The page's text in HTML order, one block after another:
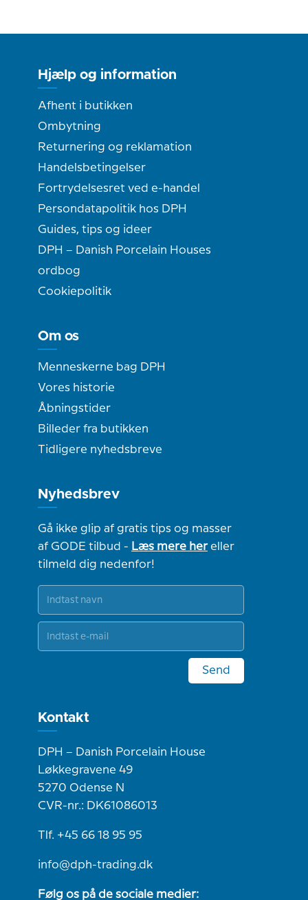
Hjælp og information
Afhent i butikken
Ombytning
Returnering og reklamation
Handelsbetingelser
Fortrydelsesret ved e-handel
Persondatapolitik hos DPH
Guides, tips og ideer
DPH – Danish Porcelain Houses
ordbog
Cookiepolitik
Om os
Menneskerne bag DPH
Vores historie
Åbningstider
Billeder fra butikken
Tidligere nyhedsbreve
Nyhedsbrev
Gå ikke glip af gratis tips og masser
af GODE tilbud - Læs mere hereller
tilmeld dig nedenfor!
Send
Kontakt
DPH – Danish Porcelain House
Løkkegravene 49
5270 Odense N
CVR-nr.: DK61086013
Tlf. +45 66 18 95 95
info@dph-trading.dk
Følg os på de sociale medier: